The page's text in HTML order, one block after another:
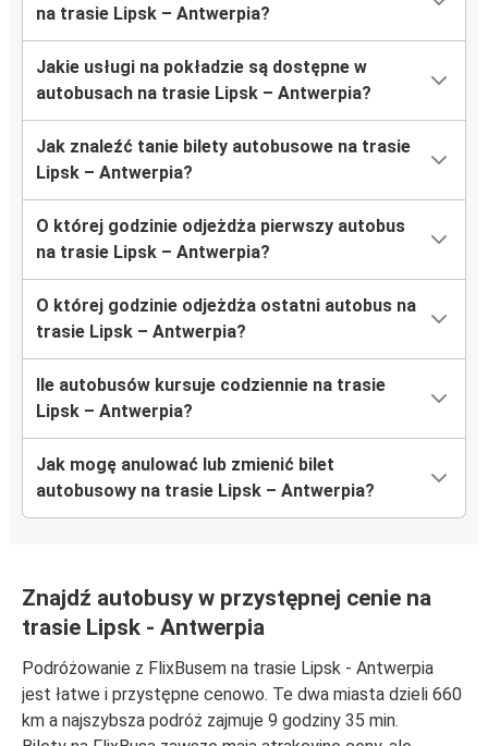
na trasie Lipsk – Antwerpia?
Jakie usługi na pokładzie są dostępne w
autobusach na trasie Lipsk – Antwerpia?
Jak znaleźć tanie bilety autobusowe na trasie
Lipsk – Antwerpia?
O której godzinie odjeżdża pierwszy autobus
na trasie Lipsk – Antwerpia?
O której godzinie odjeżdża ostatni autobus na
trasie Lipsk – Antwerpia?
Ile autobusów kursuje codziennie na trasie
Lipsk – Antwerpia?
Jak mogę anulować lub zmienić bilet
autobusowy na trasie Lipsk – Antwerpia?
Znajdź autobusy w przystępnej cenie na
trasie Lipsk - Antwerpia
Podróżowanie z FlixBusem na trasie Lipsk - Antwerpia
jest łatwe i przystępne cenowo. Te dwa miasta dzieli 660
km a najszybsza podróż zajmuje 9 godziny 35 min.